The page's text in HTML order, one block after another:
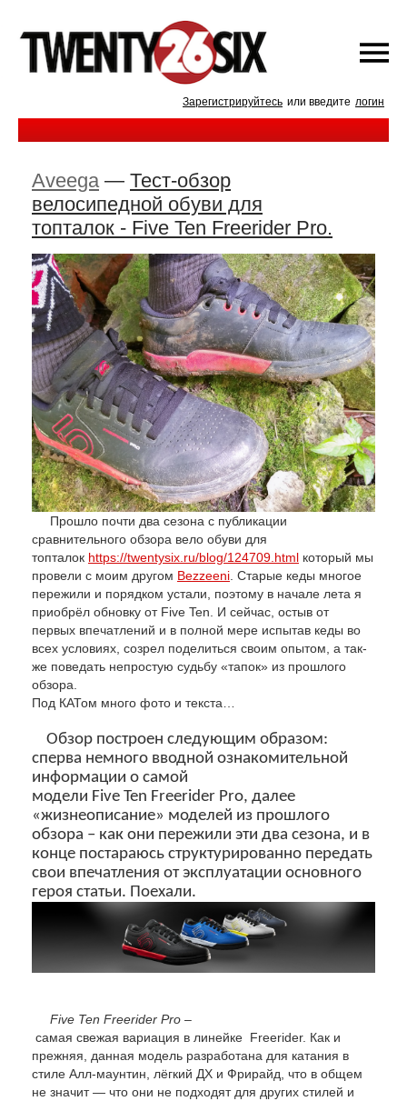
Зарегистрируйтесь или введите логин
Aveega— Тест-обзор
велосипедной обуви для
топталок - Five Ten Freerider Pro.
Прошло почти два сезона с публикации
сравнительного обзора вело обуви для
топталок https://twentysix.ru/blog/124709.html который мы
провели с моим другом Bezzeeni . Старые кеды многое
пережили и порядком устали, поэтому в начале лета я
приобрёл обновку от Five Ten. И сейчас, остыв от
первых впечатлений и в полной мере испытав кеды во
всех условиях, созрел поделиться своим опытом, а так-
же поведать непростую судьбу «тапок» из прошлого
обзора.
Под КАТом много фото и текста…
Обзор построен следующим образом:
сперва немного вводной ознакомительной
информации о самой
модели Five Ten Freerider Pro, далее
«жизнеописание» моделей из прошлого
обзора – как они пережили эти два сезона, и в
конце постараюсь структурированно передать
свои впечатления от эксплуатации основного
героя статьи. Поехали.
Five Ten Freerider Pro –
самая свежая вариация в линейке Freerider. Как и
прежняя, данная модель разработана для катания в
стиле Алл-маунтин, лёгкий ДХ и Фрирайд, что в общем
не значит — что они не подходят для других стилей и